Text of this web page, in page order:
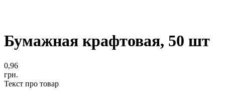
Бумажная крафтовая, 50 шт
0,96
грн.
Текст про товар